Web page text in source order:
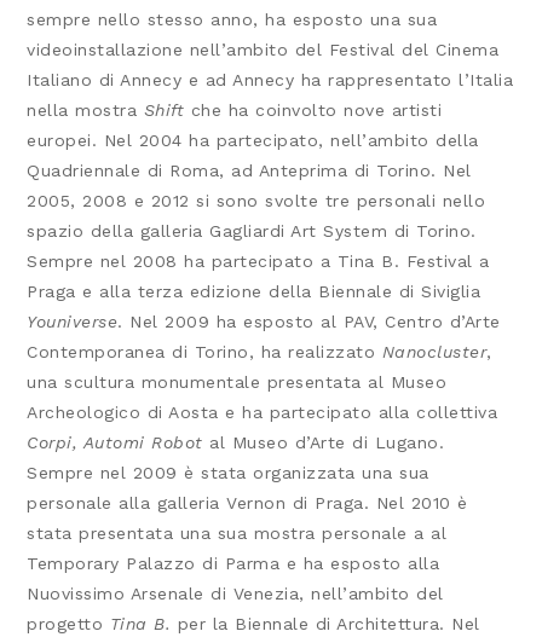
sempre nello stesso anno, ha esposto una sua
videoinstallazione nell’ambito del Festival del Cinema
Italiano di Annecy e ad Annecy ha rappresentato l’Italia
nella mostra Shift che ha coinvolto nove artisti
europei. Nel 2004 ha partecipato, nell’ambito della
Quadriennale di Roma, ad Anteprima di Torino. Nel
2005, 2008 e 2012 si sono svolte tre personali nello
spazio della galleria Gagliardi Art System di Torino.
Sempre nel 2008 ha partecipato a Tina B. Festival a
Praga e alla terza edizione della Biennale di Siviglia
Youniverse. Nel 2009 ha esposto al PAV, Centro d’Arte
Contemporanea di Torino, ha realizzato Nanocluster,
una scultura monumentale presentata al Museo
Archeologico di Aosta e ha partecipato alla collettiva
Corpi, Automi Robot al Museo d’Arte di Lugano.
Sempre nel 2009 è stata organizzata una sua
personale alla galleria Vernon di Praga. Nel 2010 è
stata presentata una sua mostra personale a al
Temporary Palazzo di Parma e ha esposto alla
Nuovissimo Arsenale di Venezia, nell’ambito del
progetto Tina B. per la Biennale di Architettura. Nel